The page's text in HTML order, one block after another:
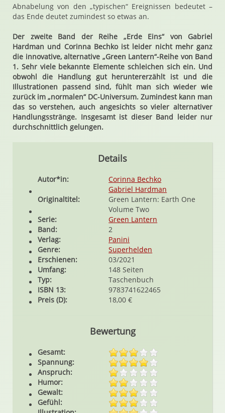
Abnabelung von den „typischen“ Ereignissen bedeutet –
das Ende deutet zumindest so etwas an.
Der zweite Band der Reihe „Erde Eins“ von Gabriel
Hardman und Corinna Bechko ist leider nicht mehr ganz
die innovative, alternative „Green Lantern“-Reihe von Band
1. Sehr viele bekannte Elemente schleichen sich ein. Und
obwohl die Handlung gut heruntererzählt ist und die
Illustrationen passend sind, fühlt man sich wieder wie
zurück im „normalen“ DC-Universum. Zumindest kann man
das so verstehen, auch angesichts so vieler alternativer
Handlungsstränge. Insgesamt ist dieser Band leider nur
durchschnittlich gelungen.
Details
Autor*in:
Corinna Bechko
Gabriel Hardman
Originaltitel:
Green Lantern: Earth One
Volume Two
Serie:
Green Lantern
Band:
2
Verlag:
Panini
Genre:
Superhelden
Erschienen:
03/2021
Umfang:
148 Seiten
Typ:
Taschenbuch
ISBN 13:
9783741622465
Preis (D):
18,00 €
Bewertung
Gesamt:
Spannung:
Anspruch:
Humor:
Gewalt:
Gefühl: